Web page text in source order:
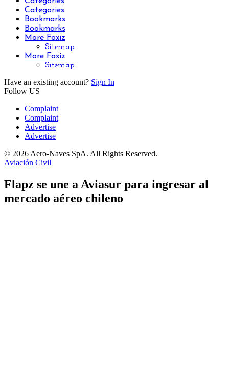
Categories
Bookmarks
Bookmarks
More Foxiz
Sitemap
More Foxiz
Sitemap
Have an existing account? Sign In
Follow US
Complaint
Complaint
Advertise
Advertise
© 2026 Aero-Naves SpA. All Rights Reserved.
Aviación Civil
Flapz se une a Aviasur para ingresar al
mercado aéreo chileno